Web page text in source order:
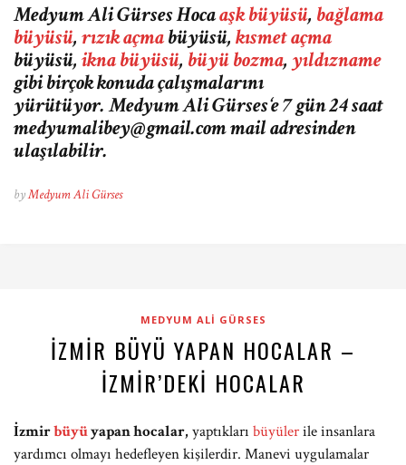
Medyum Ali Gürses Hocaaşk büyüsü, bağlama
büyüsü, rızık açmabüyüsü, kısmet açma
büyüsü, ikna büyüsü, büyü bozma, yıldızname
gibi birçok konuda çalışmalarını
yürütüyor. Medyum Ali Gürses‘e 7 gün 24 saat
medyumalibey@gmail.commail adresinden
ulaşılabilir.
byMedyum Ali Gürses
MEDYUM ALI GÜRSES
İZMIR BÜYÜ YAPAN HOCALAR –
İZMIR’DEKI HOCALAR
İzmirbüyüyapan hocalar,yaptıkları büyülerile insanlara
yardımcı olmayı hedefleyen kişilerdir. Manevi uygulamalar